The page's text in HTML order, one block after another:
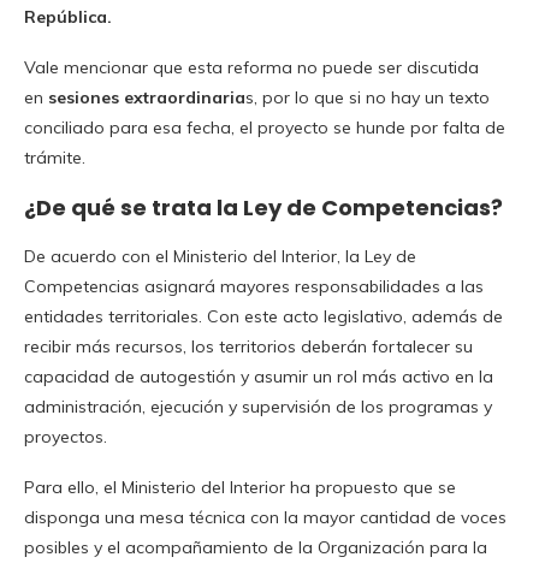
República.
Vale mencionar que esta reforma no puede ser discutida
en sesiones extraordinarias, por lo que si no hay un texto
conciliado para esa fecha, el proyecto se hunde por falta de
trámite.
¿De qué se trata la Ley de Competencias?
De acuerdo con el Ministerio del Interior, la Ley de
Competencias asignará mayores responsabilidades a las
entidades territoriales. Con este acto legislativo, además de
recibir más recursos, los territorios deberán fortalecer su
capacidad de autogestión y asumir un rol más activo en la
administración, ejecución y supervisión de los programas y
proyectos.
Para ello, el Ministerio del Interior ha propuesto que se
disponga una mesa técnica con la mayor cantidad de voces
posibles y el acompañamiento de la Organización para la